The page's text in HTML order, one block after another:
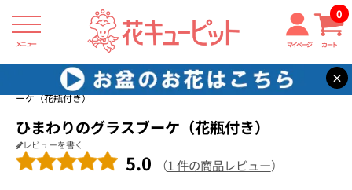
メニュー マイページ カート
0
×
花キューピット 花束・ブーケ
【花束・ブーケ】ひまわりのグラスブ
ーケ（花瓶付き）
ひまわりのグラスブーケ（花瓶付き）
レビューを書く
5.0 （1 件の商品レビュー）